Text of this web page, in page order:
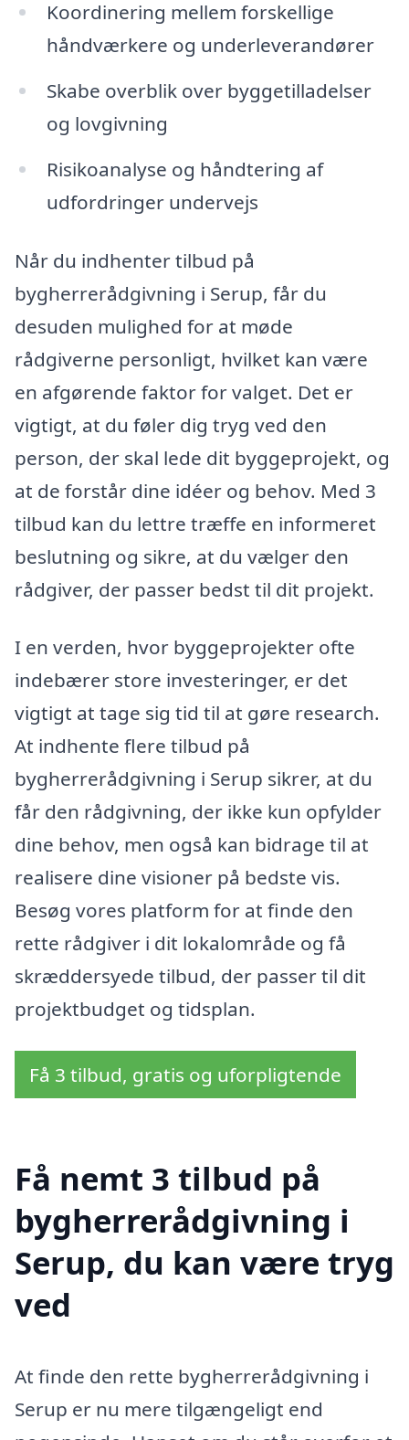
Koordinering mellem forskellige
håndværkere og underleverandører
Skabe overblik over byggetilladelser
og lovgivning
Risikoanalyse og håndtering af
udfordringer undervejs
Når du indhenter tilbud på
bygherrerådgivning i Serup, får du
desuden mulighed for at møde
rådgiverne personligt, hvilket kan være
en afgørende faktor for valget. Det er
vigtigt, at du føler dig tryg ved den
person, der skal lede dit byggeprojekt, og
at de forstår dine idéer og behov. Med 3
tilbud kan du lettre træffe en informeret
beslutning og sikre, at du vælger den
rådgiver, der passer bedst til dit projekt.
I en verden, hvor byggeprojekter ofte
indebærer store investeringer, er det
vigtigt at tage sig tid til at gøre research.
At indhente flere tilbud på
bygherrerådgivning i Serup sikrer, at du
får den rådgivning, der ikke kun opfylder
dine behov, men også kan bidrage til at
realisere dine visioner på bedste vis.
Besøg vores platform for at finde den
rette rådgiver i dit lokalområde og få
skræddersyede tilbud, der passer til dit
projektbudget og tidsplan.
Få 3 tilbud, gratis og uforpligtende
Få nemt 3 tilbud på
bygherrerådgivning i
Serup, du kan være tryg
ved
At finde den rette bygherrerådgivning i
Serup er nu mere tilgængeligt end